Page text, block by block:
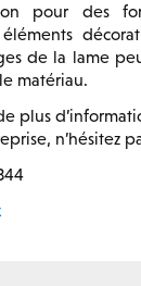
pour des
de la lame
matériau.
plus
n’hésitez